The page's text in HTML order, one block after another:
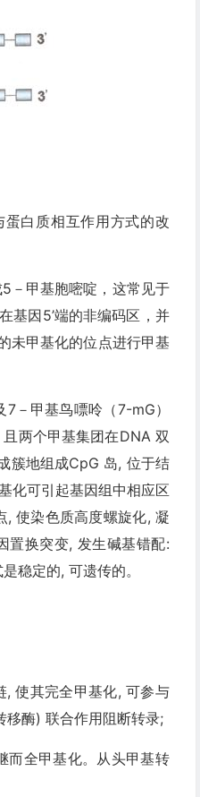
白质相互作用方式的改
－甲基胞嘧啶，这常见于
基因5’端的非编码区，并
未甲基化的位点进行甲基
－甲基鸟嘌呤（7-mG）
两个甲基集团在DNA 双
簇地组成CpG 岛, 位于结
化可引起基因组中相应区
, 使染色质高度螺旋化, 凝
置换突变, 发生碱基错配:
稳定的, 可遗传的。
使其完全甲基化, 可参与
移酶) 联合作用阻断转录;
而全甲基化。从头甲基转